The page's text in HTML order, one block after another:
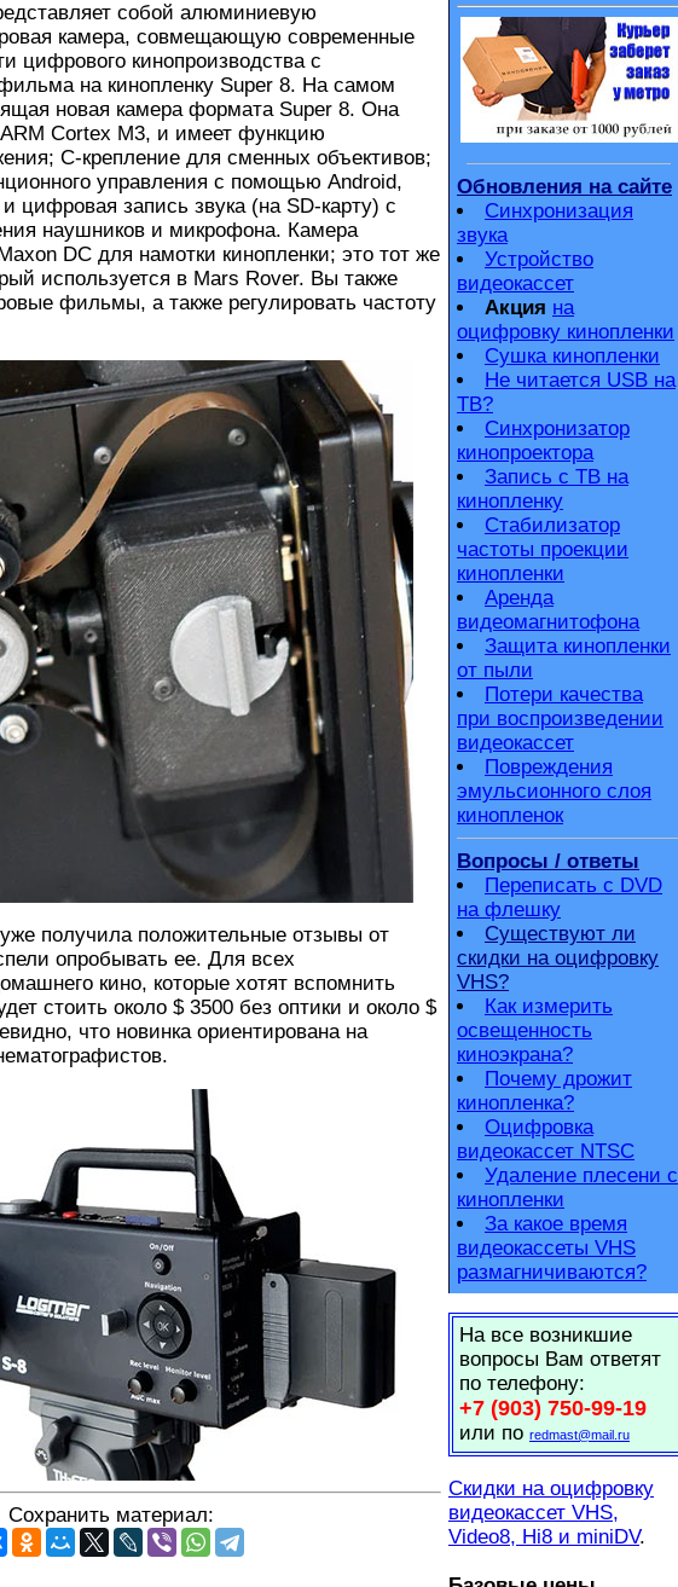
собой алюминиевую
камера, совмещающую современные
цифрового кинопроизводства с
на кинопленку Super 8. На самом
новая камера формата Super 8. Она
Cortex M3, и имеет функцию
C-крепление для сменных объективов;
управления с помощью Android,
цифровая запись звука (на SD-карту) с
наушников и микрофона. Камера
DC для намотки кинопленки; это тот же
используется в Mars Rover. Вы также
фильмы, а также регулировать частоту
получила положительные отзывы от
опробывать ее. Для всех
кино, которые хотят вспомнить
стоить около $ 3500 без оптики и около $
что новинка ориентирована на
Сохранить материал:
Обновления на сайте
Синхронизация
звука
Устройство
видеокассет
Акция на
оцифровку кинопленки
Сушка кинопленки
Не читается USB на
ТВ?
Синхронизатор
кинопроектора
Запись с ТВ на
кинопленку
Стабилизатор
частоты проекции
кинопленки
Аренда
видеомагнитофона
Защита кинопленки
от пыли
Потери качества
при воспроизведении
видеокассет
Повреждения
эмульсионного слоя
кинопленок
Вопросы / ответы
Переписать с DVD
на флешку
Существуют ли
скидки на оцифровку
VHS?
Как измерить
освещенность
киноэкрана?
Почему дрожит
кинопленка?
Оцифровка
видеокассет NTSC
Удаление плесени с
кинопленки
За какое время
видеокассеты VHS
размагничиваются?
На все возникшие
вопросы Вам ответят
по телефону:
+7 (903) 750-99-19
или по redmast@mail.ru
Скидки на оцифровку
видеокассет VHS,
Video8, Hi8 и miniDV.